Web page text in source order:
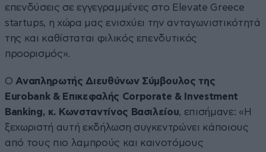
επενδύσεις σε εγγεγραμμένες στο Elevate Greece
startups, η χώρα μας ενισχύει την ανταγωνιστικότητά
της και καθίσταται φιλικός επενδυτικός
προορισμός».
Ο Αναπληρωτής Διευθύνων Σύμβουλος της
Eurobank & Επικεφαλής Corporate & Investment
Banking, κ. Κωνσταντίνος Βασιλείου, επισήμανε: «Η
ξεχωριστή αυτή εκδήλωση συγκεντρώνει κάποιους
από τους πιο λαμπρούς και καινοτόμους